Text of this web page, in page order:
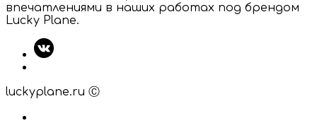
впечатлениями в наших работах под брендом
Lucky Plane.
luckyplane.ru Ⓒ